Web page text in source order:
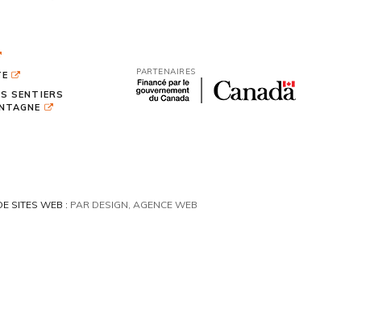
SENTIERS
PARTENAIRES
SITES WEB : PAR DESIGN, AGENCE WEB